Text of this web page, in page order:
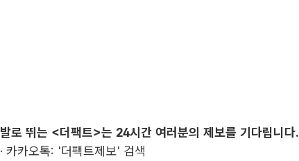
발로 뛰는 <더팩트>는 24시간 여러분의 제보를 기다립니다.
· 카카오톡: '더팩트제보' 검색